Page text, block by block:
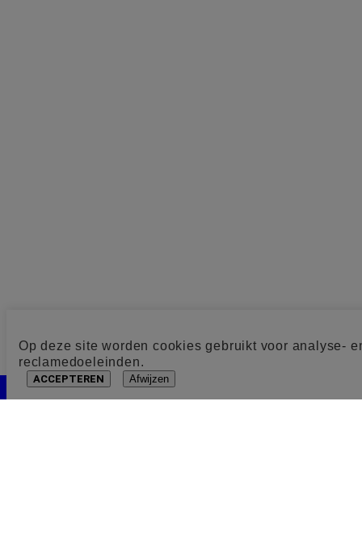
Op deze site worden cookies gebruikt voor analyse-
reclamedoeleinden.
ACCEPTEREN Afwijzen
Cookie toestemming